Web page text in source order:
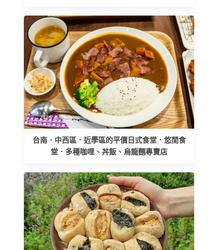
台南．中西區．近學區的平價日式食堂．悠閒食
堂．多種咖哩、丼飯、烏龍麵專賣店